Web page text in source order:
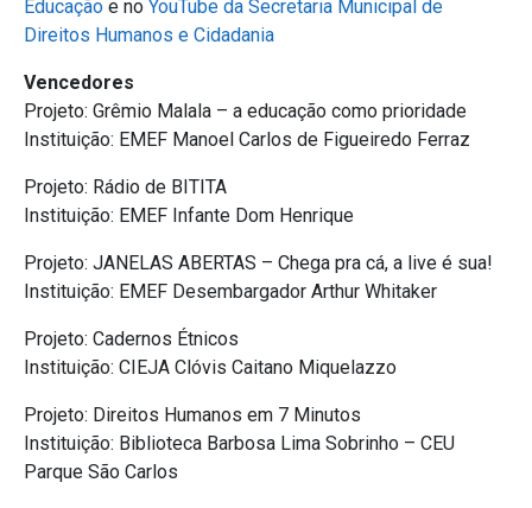
Educação e no YouTube da Secretaria Municipal de
Direitos Humanos e Cidadania
Vencedores
Projeto: Grêmio Malala – a educação como prioridade
Instituição: EMEF Manoel Carlos de Figueiredo Ferraz
Projeto: Rádio de BITITA
Instituição: EMEF Infante Dom Henrique
Projeto: JANELAS ABERTAS – Chega pra cá, a live é sua!
Instituição: EMEF Desembargador Arthur Whitaker
Projeto: Cadernos Étnicos
Instituição: CIEJA Clóvis Caitano Miquelazzo
Projeto: Direitos Humanos em 7 Minutos
Instituição: Biblioteca Barbosa Lima Sobrinho – CEU
Parque São Carlos